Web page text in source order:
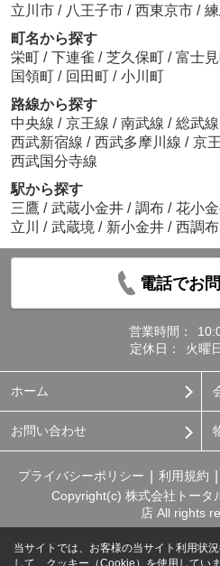
立川市 / 八王子市 / 西東京市 /
町名から探す
栄町 / 下連雀 / 芝久保町 / 富士
国領町 / 回田町 / 小川町
路線から探す
中央線 / 京王線 / 南武線 / 総武線
西武新宿線 / 西武多摩川線 / 京
西武国分寺線
駅から探す
三鷹 / 武蔵小金井 / 調布 / 花小
立川
/ 武蔵境 / 新小金井 / 西調布
電話でお
営業時間：
定休日：
火曜
ホーム
お問い合わせ
プライバシーポリシー 利用規約
Copyright(c) 株式会社トー
店 All rights
当サイトでは、お客様の当サイト利用状
して、クッキー（Cookie）を使用していま